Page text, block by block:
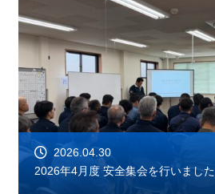
2026.04.30
2026年4月度 安全集会を行いました